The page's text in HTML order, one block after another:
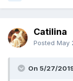
Catilina
Posted May
On 5/27/